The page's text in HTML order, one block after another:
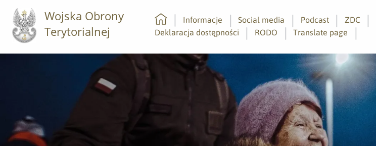
Wojska Obrony
Terytorialnej
Strona główna
Informacje Social media Podcast ZDC
Deklaracja dostępności
RODO Translate page